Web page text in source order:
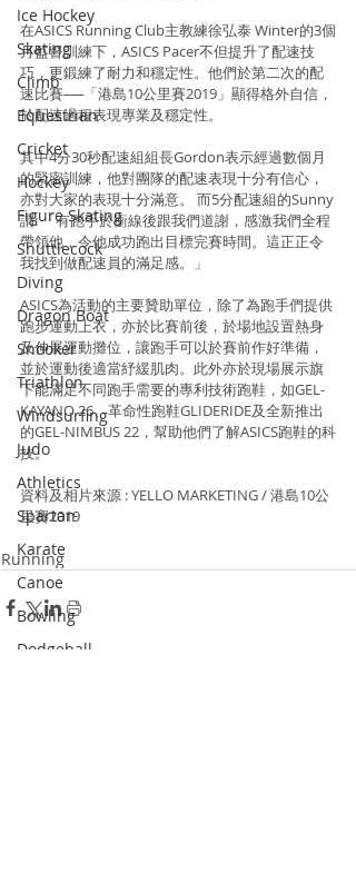
Ice Hockey
Skating
Climb
Equestrian
Cricket
Hockey
Figure Skating
Shuttlecock
Diving
Dragon Boat
Snooker
Triathlon
Windsurfing
Judo
Athletics
Spartan
Karate
Canoe
Bowling
Dodgeball
在ASICS Running Club主教練徐弘泰 Winter的3個
月監督訓練下，ASICS Pacer不但提升了配速技
巧，更鍛練了耐力和穩定性。他們於第二次的配
速比賽──「港島10公里賽2019」顯得格外自信，
於配速過程表現專業及穩定性。
其中4分30秒配速組組長Gordon表示經過數個月
的緊密訓練，他對團隊的配速表現十分有信心，
亦對大家的表現十分滿意。 而5分配速組的Sunny
謂: 「有跑手於衝線後跟我們道謝，感激我們全程
帶領他，令他成功跑出目標完賽時間。這正正令
我找到做配速員的滿足感。」
ASICS為活動的主要贊助單位，除了為跑手們提供
跑步運動上衣，亦於比賽前後，於場地設置熱身
及伸展運動攤位，讓跑手可以於賽前作好準備，
並於運動後適當紓緩肌肉。此外亦於現場展示旗
下能滿足不同跑手需要的專利技術跑鞋，如GEL-
KAYANO 26、革命性跑鞋GLIDERIDE及全新推出
的GEL-NIMBUS 22，幫助他們了解ASICS跑鞋的科
技。
資料及相片來源 : YELLO MARKETING / 港島10公
里賽2019
Running